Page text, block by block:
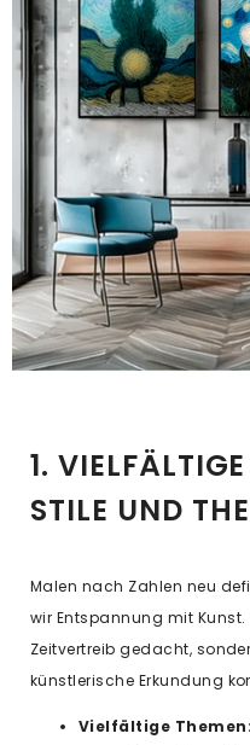
1.
STILE UND
Malen nach Zahlen neu
wir Entspannung mit
Zeitvertreib gedacht,
künstlerische Erkundung
Vielfältige Themen: